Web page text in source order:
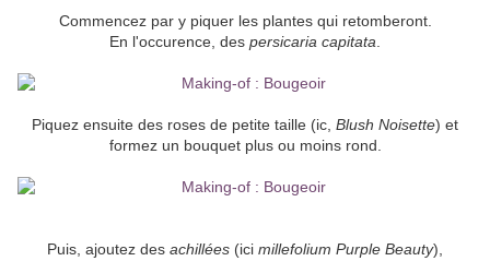
Commencez par y piquer les plantes qui retomberont.
En l'occurence, des persicaria capitata
Piquez ensuite des roses de petite taille (ic, Blush Noisette) et
formez un bouquet plus ou moins rond.
Puis, ajoutez des achillées (ici millefolium Purple Beauty),